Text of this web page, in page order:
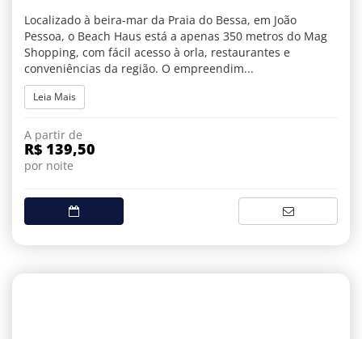
Localizado à beira-mar da Praia do Bessa, em João
Pessoa, o Beach Haus está a apenas 350 metros do Mag
Shopping, com fácil acesso à orla, restaurantes e
conveniências da região. O empreendim...
Leia Mais
A partir de
R$ 139,50
por noite